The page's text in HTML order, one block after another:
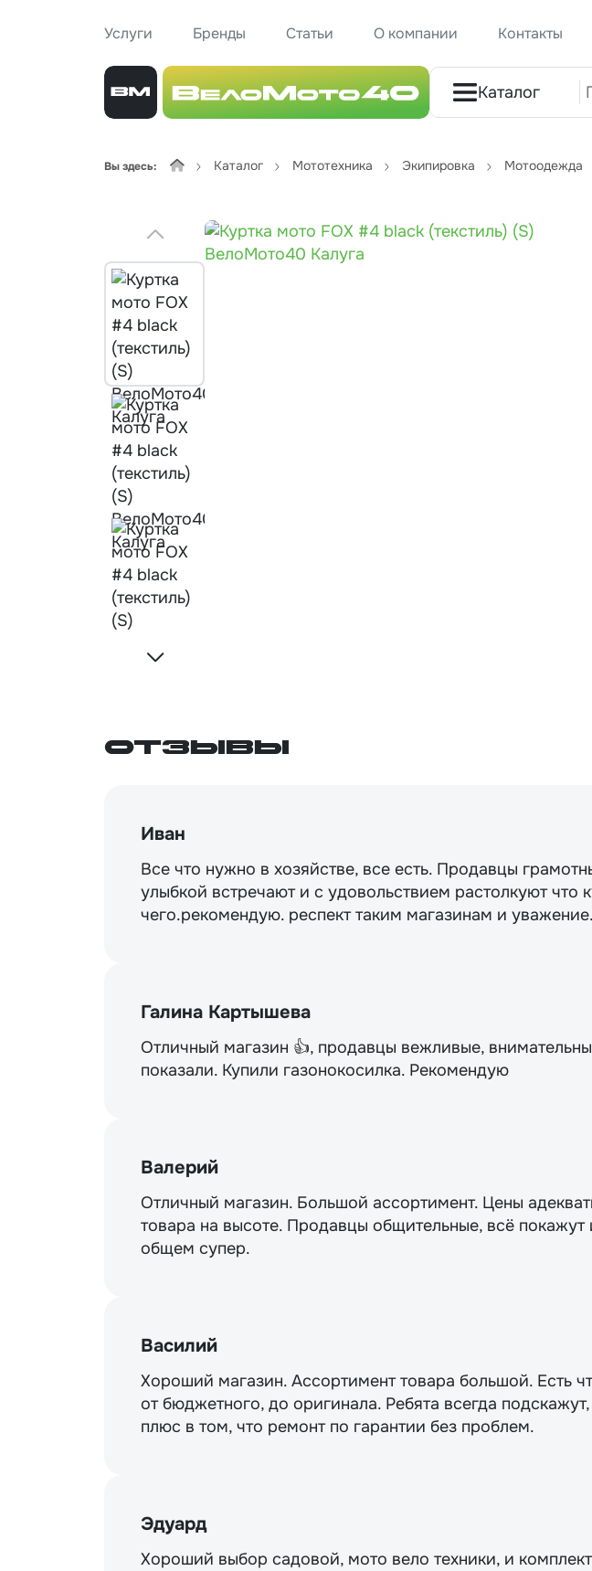
Услуги Бренды Статьи О компании Контакты
Каталог
Вы здесь: Каталог Мототехника Экипировка Мотоодежда
Отзывы
Иван
Все что нужно в хозяйстве, все есть. Продавцы
улыбкой встречают и с удовольствием растолкуют что
чего.рекомендую. респект таким магазинам и уважение.
Галина Картышева
Отличный магазин 👍, продавцы вежливые,
показали. Купили газонокосилка. Рекомендую
Валерий
Отличный магазин. Большой ассортимент. Цены
товара на высоте. Продавцы общительные, всё покажут
общем супер.
Василий
Хороший магазин. Ассортимент товара большой. Есть
от бюджетного, до оригинала. Ребята всегда
плюс в том, что ремонт по гарантии без проблем.
Эдуард
Хороший выбор садовой, мото вело техники, и